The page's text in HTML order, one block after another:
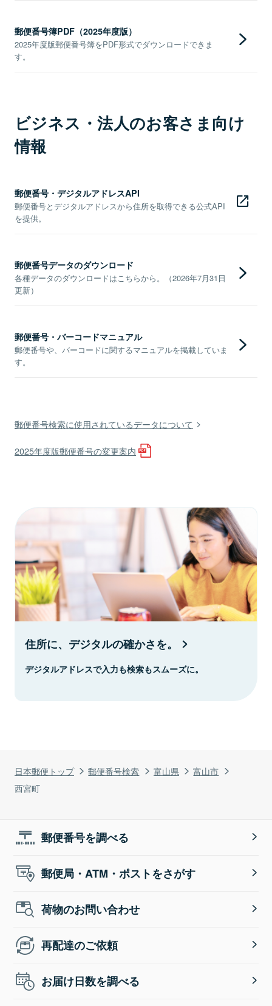
日本郵便トップ 郵便番号検索 富山県
富山市
西宮町
郵便番号簿PDF（2025年度版）
2025年度版郵便番号簿をPDF形式でダウンロードできま
す。
ビジネス・法人のお客さま向け
情報
郵便番号・デジタルアドレスAPI
郵便番号とデジタルアドレスから住所を取得できる公式API
を提供。
郵便番号データのダウンロード
各種データのダウンロードはこちらから。（2026年7月31日
更新）
郵便番号・バーコードマニュアル
郵便番号や、バーコードに関するマニュアルを掲載していま
す。
郵便番号検索に使用されているデータについて
2025年度版郵便番号の変更案内
住所に、デジタルの確かさを。
デジタルアドレスで入力も検索もスムーズに。
郵便番号を調べる
郵便局・ATM・ポストをさがす
荷物のお問い合わせ
再配達のご依頼
お届け日数を調べる